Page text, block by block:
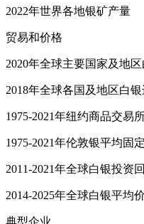
2022年世界各地银矿产量
贸易和价格
2020年全球主要国家及地
2018年全球各国及地区白
1975-2021年纽约商品交易
1975-2021年伦敦银平均固
2011-2021年全球白银投资
2014-2025年全球白银平均